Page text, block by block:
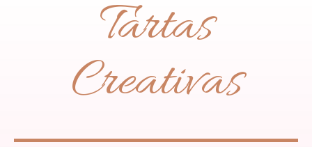
Tartas
Creativas